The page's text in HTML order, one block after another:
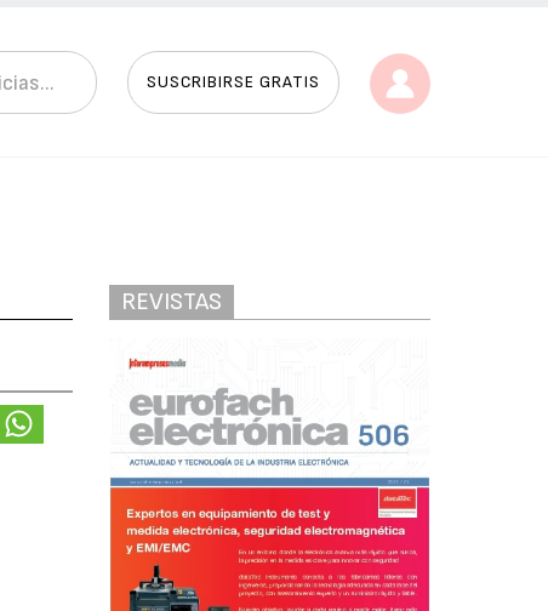
SUSCRIBIRSE GRATIS
REVISTAS